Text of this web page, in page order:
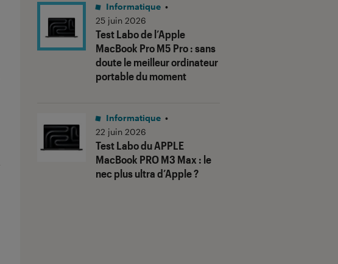
Test Labo de l’Apple
MacBook Pro M5 Pro : sans
doute le meilleur ordinateur
portable du moment
Informatique •
25 juin 2026
Test Labo du APPLE
MacBook PRO M3 Max : le
nec plus ultra d’Apple ?
Informatique •
22 juin 2026